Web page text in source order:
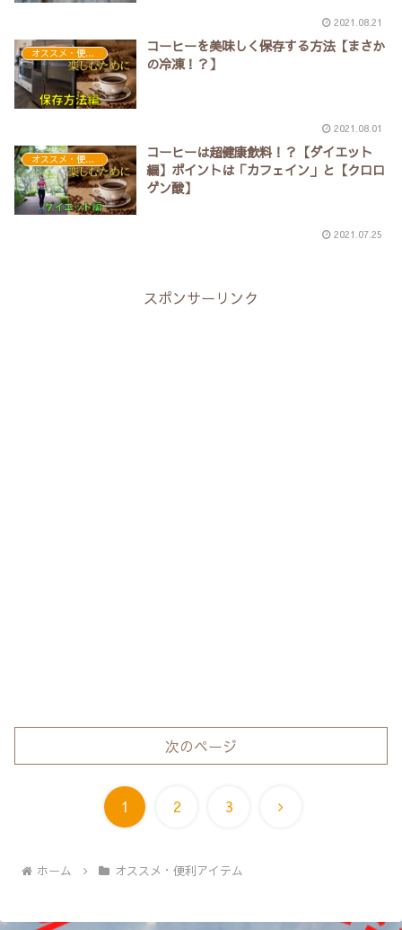
2021.08.21
オススメ・便利アイテム
コーヒーを美味しく保存する方法【まさか
の冷凍！？】
2021.08.01
オススメ・便利アイテム
コーヒーは超健康飲料！？【ダイエット
編】ポイントは「カフェイン」と【クロロ
ゲン酸】
2021.07.25
スポンサーリンク
次のページ
1 2 3
次
ホーム オススメ・便利アイテム